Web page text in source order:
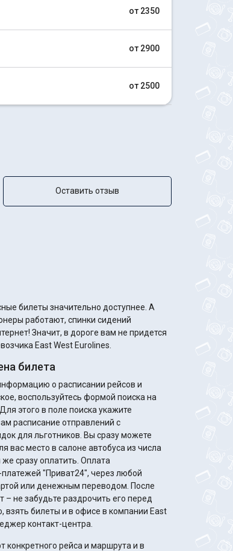
от 2350
от 2900
от 2500
Оставить отзыв
билеты значительно доступнее. А
работают, спинки сидений
Значит, в дороге вам не придется
East West Eurolines.
билета
о расписании рейсов и
воспользуйтесь формой поиска на
этого в поле поиска укажите
расписание отправлений с
Вы сразу можете
вас место в салоне автобуса из числа
сразу оплатить. Оплата
"Приват24", через любой
или денежным переводом. После
не забудьте раздрочить его перед
билеты и в офисе в компании East
контакт-центра.
конкретного рейса и маршрута и в